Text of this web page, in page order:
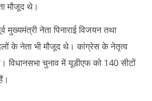
मौजूद थे।
मुख्यमंत्री नेता पिनाराई विजयन तथा
के नेता भी मौजूद थे। कांग्रेस के नेतृत्व
विधानसभा चुनाव में यूडीएफ को 140 सीटों